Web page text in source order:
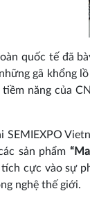
quốc tế đã
gã khổng
năng của
SEMIEXPO
sản phẩm
cực vào sự
nghệ thế giới.